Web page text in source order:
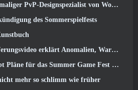
von World Of Warcraft, Tritt dem League Of Legends MMO-Team bei
des Sommerspielfests
Warten, Und wie eine „geheime“ Organisation alles verfolgt
für das Summer Game Fest bekannt
mehr so ​​schlimm wie früher